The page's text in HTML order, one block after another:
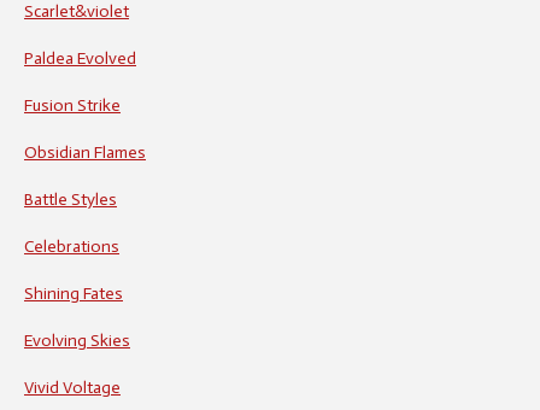
Scarlet&violet
Paldea Evolved
Fusion Strike
Obsidian Flames
Battle Styles
Celebrations
Shining Fates
Evolving Skies
Vivid Voltage